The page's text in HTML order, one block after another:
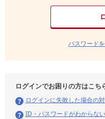
パスワード
ログインでお困りの方はこち
ログインに失敗した場合の
ID・パスワードがわからない